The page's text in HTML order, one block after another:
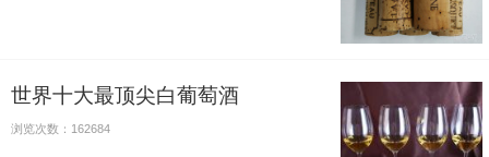
世界十大最顶尖白葡萄酒
浏览次数：162684